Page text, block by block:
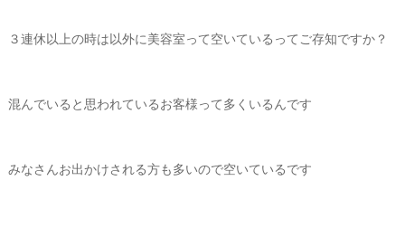
３連休以上の時は以外に美容室って空いているってご存知ですか？
混んでいると思われているお客様って多くいるんです
みなさんお出かけされる方も多いので空いているです